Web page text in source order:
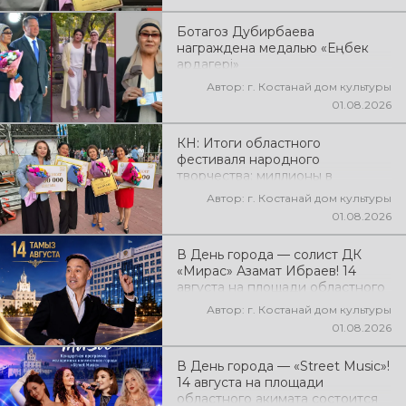
Ботагоз Дубирбаева
награждена медалью «Еңбек
ардагері»
Автор: г. Костанай дом культуры
01.08.2026
КН: Итоги областного
фестиваля народного
творчества: миллионы в
культуруАвтор: г. Костанай дом культуры
01.08.2026
В День города — солист ДК
«Мирас» Азамат Ибраев! 14
августа на площади областного
акимата состоится концертная
программа Азамата Ибраева!
Вас ждут любимые песни,
энергия и праздничное
настроение!
Автор: г. Костанай дом культуры
01.08.2026
В День города — «Street Music»!
14 августа на площади
областного акимата состоится